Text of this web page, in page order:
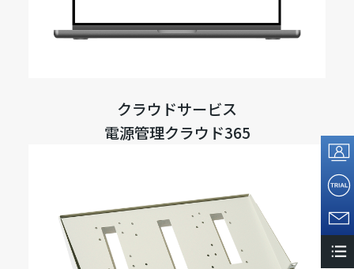
クラウドサービス
電源管理クラウド365